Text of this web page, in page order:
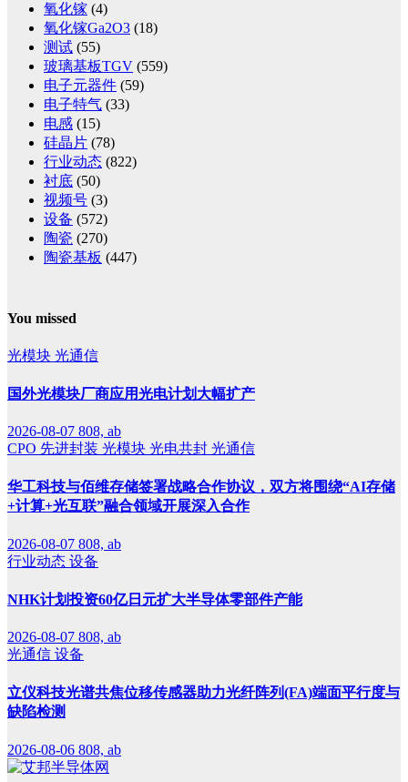
氧化镓 (4)
氧化镓Ga2O3 (18)
测试 (55)
玻璃基板TGV (559)
电子元器件 (59)
电子特气 (33)
电感 (15)
硅晶片 (78)
行业动态 (822)
衬底 (50)
视频号 (3)
设备 (572)
陶瓷 (270)
陶瓷基板 (447)
You missed
光模块 光通信
国外光模块厂商应用光电计划大幅扩产
2026-08-07 808, ab
CPO 先进封装 光模块 光电共封 光通信
华工科技与佰维存储签署战略合作协议，双方将围绕“AI存储
+计算+光互联”融合领域开展深入合作
2026-08-07 808, ab
行业动态 设备
NHK计划投资60亿日元扩大半导体零部件产能
2026-08-07 808, ab
光通信 设备
立仪科技光谱共焦位移传感器助力光纤阵列(FA)端面平行度与
缺陷检测
2026-08-06 808, ab